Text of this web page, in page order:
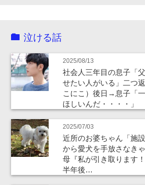
泣ける話
2025/08/13
社会人三年目の息子「
せたい人がいる」二つ
こにこ）後日→息子「
ほしいんだ・・・・」
2025/07/03
近所のお婆ちゃん「施
から愛犬を手放さなき
母『私が引き取ります
半年後…